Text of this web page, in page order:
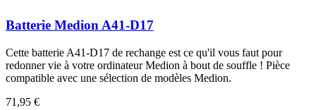
Batterie Medion A41-D17
Cette batterie A41-D17 de rechange est ce qu'il vous faut pour
redonner vie à votre ordinateur Medion à bout de souffle ! Pièce
compatible avec une sélection de modèles Medion.
71,95 €